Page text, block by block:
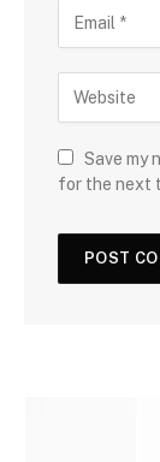
Save my
for the next